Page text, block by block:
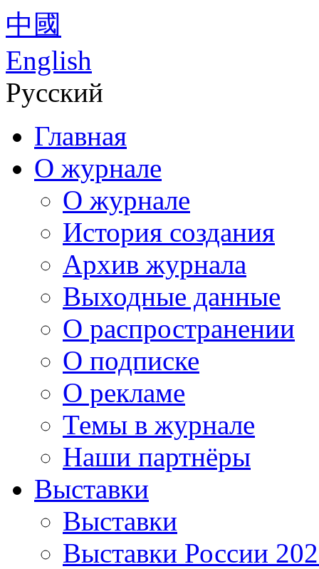
中國
English
Русский
Главная
О журнале
О журнале
История создания
Архив журнала
Выходные данные
О распространении
О подписке
О рекламе
Темы в журнале
Наши партнёры
Выставки
Выставки
Выставки России